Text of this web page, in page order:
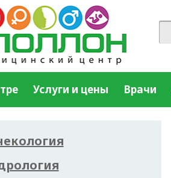
Услуги и цены Врачи